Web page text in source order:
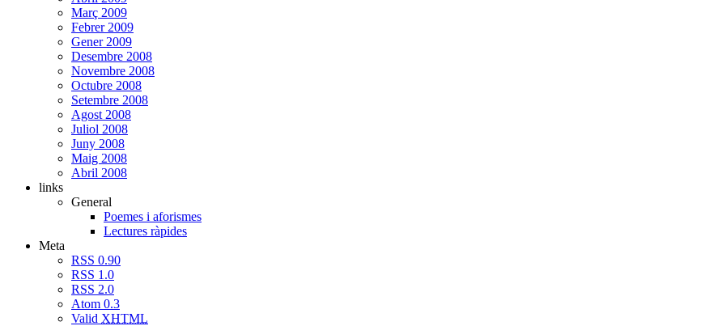
Març 2009
Febrer 2009
Gener 2009
Desembre 2008
Novembre 2008
Octubre 2008
Setembre 2008
Agost 2008
Juliol 2008
Juny 2008
Maig 2008
Abril 2008
links
General
Poemes i aforismes
Lectures ràpides
Meta
RSS 0.90
RSS 1.0
RSS 2.0
Atom 0.3
Valid XHTML